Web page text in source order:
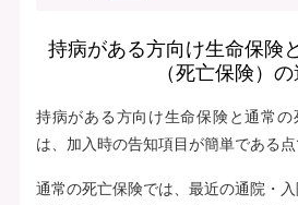
持病がある方向け生命保険
（死亡保険）
持病がある方向け生命保険と通常
は、加入時の告知項目が簡単である点
通常の死亡保険では、最近の通院・